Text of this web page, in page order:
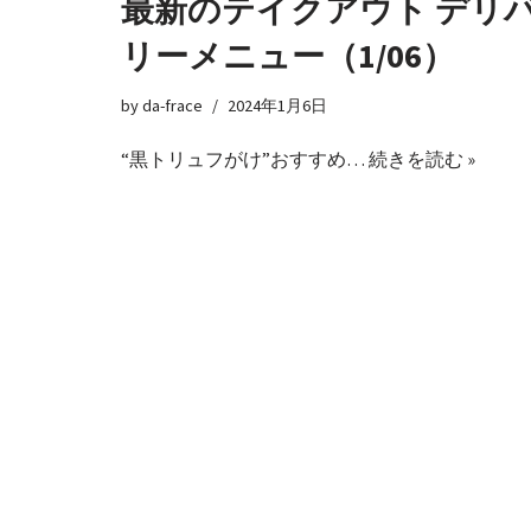
最新のテイクアウト デリ
リーメニュー（1/06）
byda-frace 2024年1月6日
“黒トリュフがけ”おすすめ… 続きを読む »